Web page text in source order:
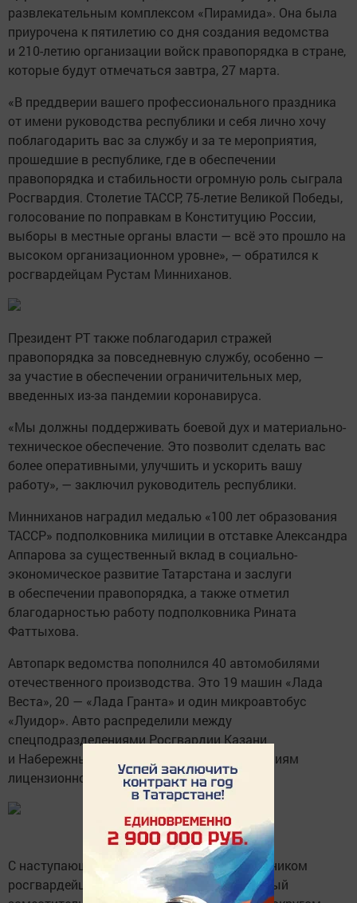
развлекательным комплексом «Пирамида». Она была
приурочена к пятилетию со дня создания ведомства
и 210-летию организации войск правопорядка в стране,
которые будут отмечаться завтра, 27 марта.
«В преддверии вашего профессионального праздника
от имени руководства республики и себя лично хочу
поблагодарить вас за службу и за те мероприятия,
прошедшие в республике, где в обеспечении
правопорядка и стабильности огромную роль сыграла
Росгвардия. Столетие ТАССР, 75-летие Великой Победы,
голосование по поправкам в Конституцию России,
выборы в местные органы власти — всё это прошло на
высоком организационном уровне», — обратился к
росгвардейцам Рустам Минниханов.
Президент РТ также поблагодарил стражей
правопорядка за повседневную службу, особенно —
за участие в обеспечении ограничительных мер,
введенных из-за пандемии коронавируса.
«Мы должны поддерживать боевой дух и материально-
техническое обеспечение. Это позволит сделать вас
более оперативными, улучшить и ускорить вашу
работу», — заключил руководитель республики.
Минниханов наградил медалью «100 лет образования
ТАССР» подполковника милиции в отставке Александра
Аппарова за существенный вклад в социально-
экономическое развитие Татарстана и заслуги
в обеспечении правопорядка, а также отметил
благодарностью работу подполковника Рината
Фаттыхова.
Автопарк ведомства пополнился 40 автомобилями
отечественного производства. Это 19 машин «Лада
Веста», 20 — «Лада Гранта» и один микроавтобус
«Луидор». Авто распределили между
спецподразделениями Росгвардии Казани
и Набережных Челнов, а также подразделениям
лицензионно-разрешительной работы.
С наступающим профессиональным праздником
росгвардейцев Татарстана поздравил первый